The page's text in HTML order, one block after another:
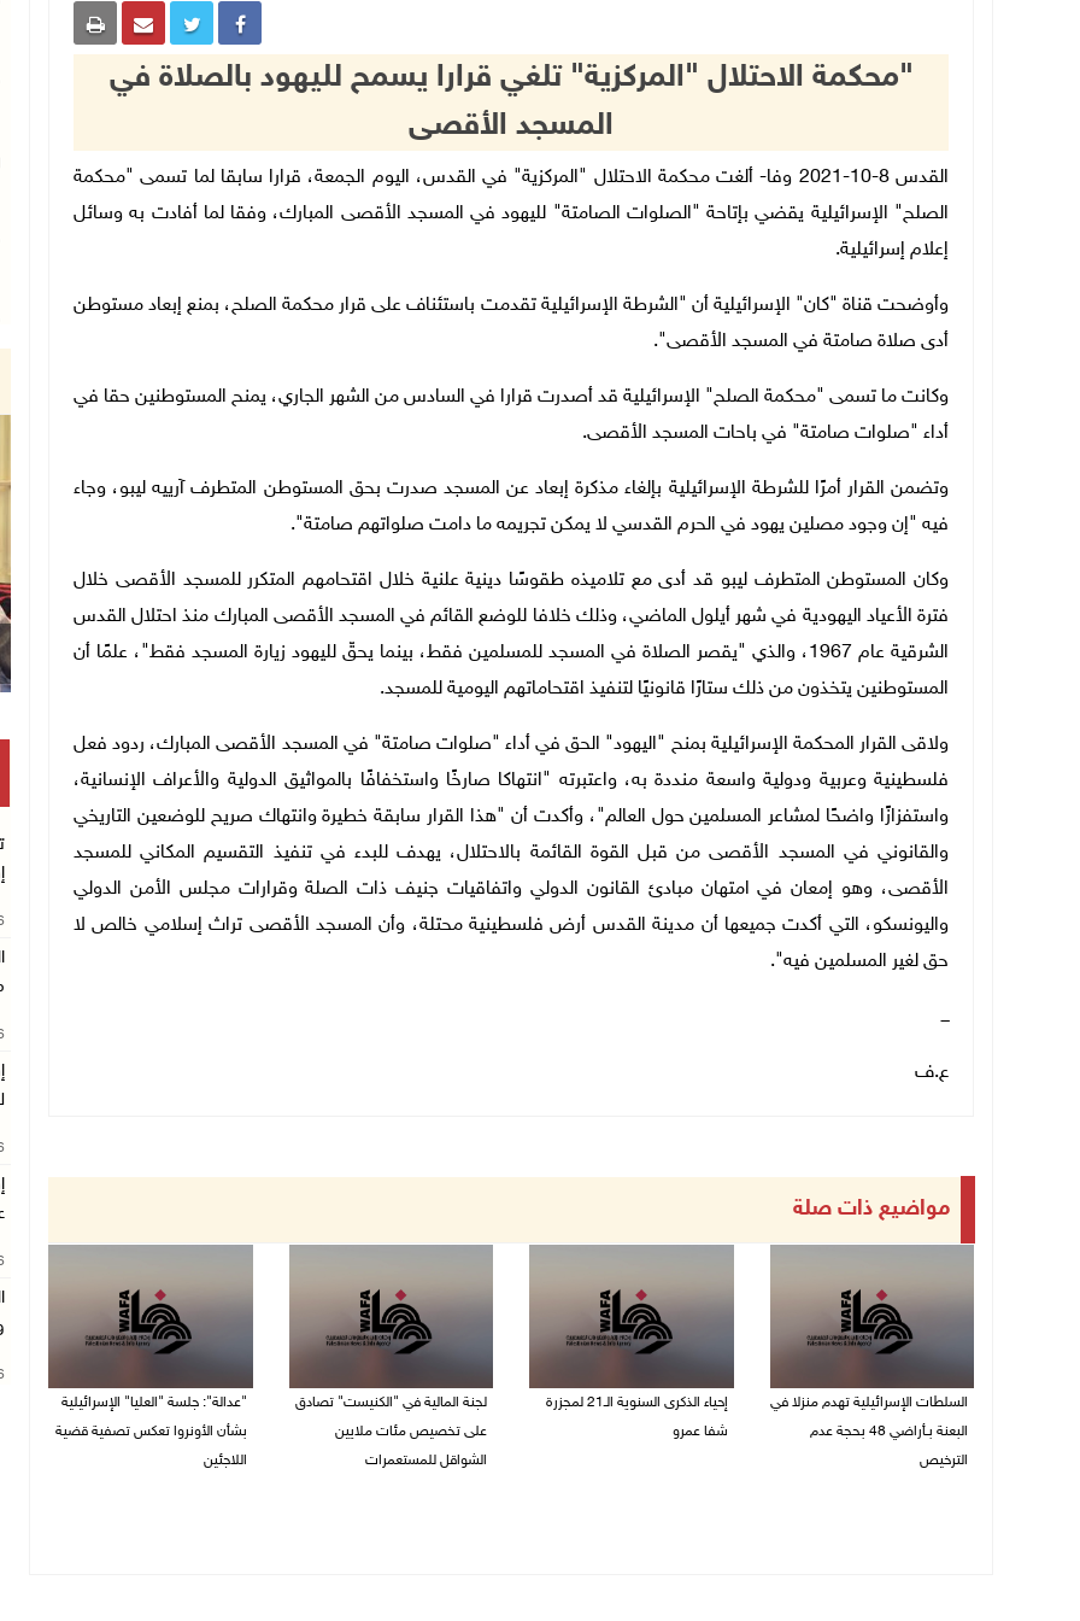
"محكمة الاحتلال "المركزية" تلغي قرارا يسمح لليهود بالصلاة في
المسجد الأقصى
القدس 8-10-2021 وفا- ألغت محكمة الاحتلال "المركزية" في القدس، اليوم الجمعة، قرارا سابقا لما تسمى "محكمة
الصلح" الإسرائيلية يقضي بإتاحة "الصلوات الصامتة" لليهود في المسجد الأقصى المبارك، وفقا لما أفادت به وسائل
إعلام إسرائيلية.
وأوضحت قناة "كان" الإسرائيلية أن "الشرطة الإسرائيلية تقدمت باستئناف على قرار محكمة الصلح، بمنع إبعاد مستوطن
أدى صلاة صامتة في المسجد الأقصى".
وكانت ما تسمى "محكمة الصلح" الإسرائيلية قد أصدرت قرارا في السادس من الشهر الجاري، يمنح المستوطنين حقا في
أداء "صلوات صامتة" في باحات المسجد الأقصى.
وتضمن القرار أمرًا للشرطة الإسرائيلية بإلغاء مذكرة إبعاد عن المسجد صدرت بحق المستوطن المتطرف آرييه ليبو، وجاء
فيه "إن وجود مصلين يهود في الحرم القدسي لا يمكن تجريمه ما دامت صلواتهم صامتة".
وكان المستوطن المتطرف ليبو قد أدى مع تلاميذه طقوسًا دينية علنية خلال اقتحامهم المتكرر للمسجد الأقصى خلال
فترة الأعياد اليهودية في شهر أيلول الماضي، وذلك خلافا للوضع القائم في المسجد الأقصى المبارك منذ احتلال القدس
الشرقية عام 1967، والذي "يقصر الصلاة في المسجد للمسلمين فقط، بينما يحقّ لليهود زيارة المسجد فقط"، علمًا أن
المستوطنين يتخذون من ذلك ستارًا قانونيًا لتنفيذ اقتحاماتهم اليومية للمسجد.
ولاقى القرار المحكمة الإسرائيلية بمنح "اليهود" الحق في أداء "صلوات صامتة" في المسجد الأقصى المبارك، ردود فعل
فلسطينية وعربية ودولية واسعة منددة به، واعتبرته "انتهاكا صارخًا واستخفافًا بالمواثيق الدولية والأعراف الإنسانية،
واستفزازًا واضحًا لمشاعر المسلمين حول العالم"، وأكدت أن "هذا القرار سابقة خطيرة وانتهاك صريح للوضعين التاريخي
والقانوني في المسجد الأقصى من قبل القوة القائمة بالاحتلال، يهدف للبدء في تنفيذ التقسيم المكاني للمسجد
الأقصى، وهو إمعان في امتهان مبادئ القانون الدولي واتفاقيات جنيف ذات الصلة وقرارات مجلس الأمن الدولي
واليونسكو، التي أكدت جميعها أن مدينة القدس أرض فلسطينية محتلة، وأن المسجد الأقصى تراث إسلامي خالص لا
حق لغير المسلمين فيه".
ـــ
ع.ف
مواضيع ذات صلة
السلطات الإسرائيلية تهدم منزلا في
البعنة بـأراضي 48 بحجة عدم
الترخيص
إحياء الذكرى السنوية الـ21 لمجزرة
شفا عمرو
لجنة المالية في "الكنيست" تصادق
على تخصيص مئات ملايين
الشواقل للمستعمرات
"عدالة": جلسة "العليا" الإسرائيلية
بشأن الأونروا تعكس تصفية قضية
اللاجئين